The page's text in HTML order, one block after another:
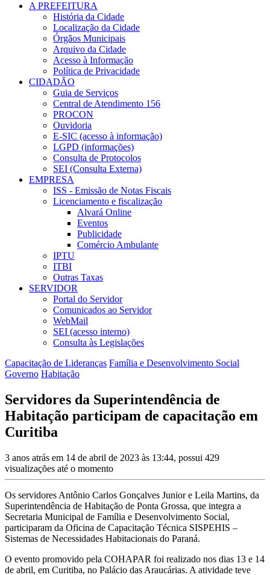
A PREFEITURA
História da Cidade
Localização da Cidade
Órgãos Municipais
Arquivo da Cidade
Acesso à Informação
Política de Privacidade
CIDADÃO
Guia de Serviços
Central de Atendimento 156
PROCON
Ouvidoria
E-SIC (acesso à informação)
LGPD (informações)
Consulta de Protocolos
SEI (Consulta Externa)
EMPRESA
ISS - Emissão de Notas Fiscais
Licenciamento e fiscalização
Alvará Online
Eventos
Publicidade
Comércio Ambulante
IPTU
ITBI
Outras Taxas
SERVIDOR
Portal do Servidor
Comunicados ao Servidor
WebMail
SEI (acesso interno)
Consulta às Legislações
Capacitação de Lideranças Família e Desenvolvimento Social
Governo Habitação
Servidores da Superintendência de
Habitação participam de capacitação em
Curitiba
3 anos atrás em 14 de abril de 2023 às 13:44, possui 429
visualizações até o momento
Os servidores Antônio Carlos Gonçalves Junior e Leila Martins, da
Superintendência de Habitação de Ponta Grossa, que integra a
Secretaria Municipal de Família e Desenvolvimento Social,
participaram da Oficina de Capacitação Técnica SISPEHIS –
Sistemas de Necessidades Habitacionais do Paraná.
O evento promovido pela COHAPAR foi realizado nos dias 13 e 14
de abril, em Curitiba, no Palácio das Araucárias. A atividade teve